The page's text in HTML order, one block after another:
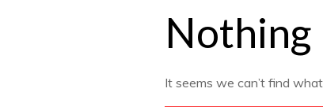
Nothing
It seems we can’t find